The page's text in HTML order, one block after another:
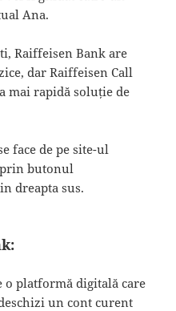
Ana.
Raiffeisen Bank are
dar Raiffeisen Call
mai rapidă soluție de
face de pe site-ul
butonul
dreapta sus.
:
o platformă digitală care
un cont curent